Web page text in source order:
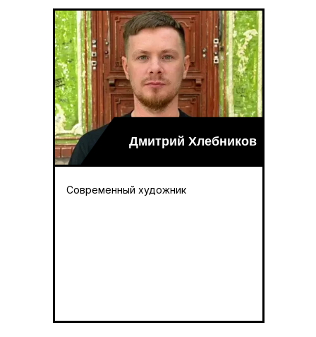
Современный художник
Дмитрий Хлебников